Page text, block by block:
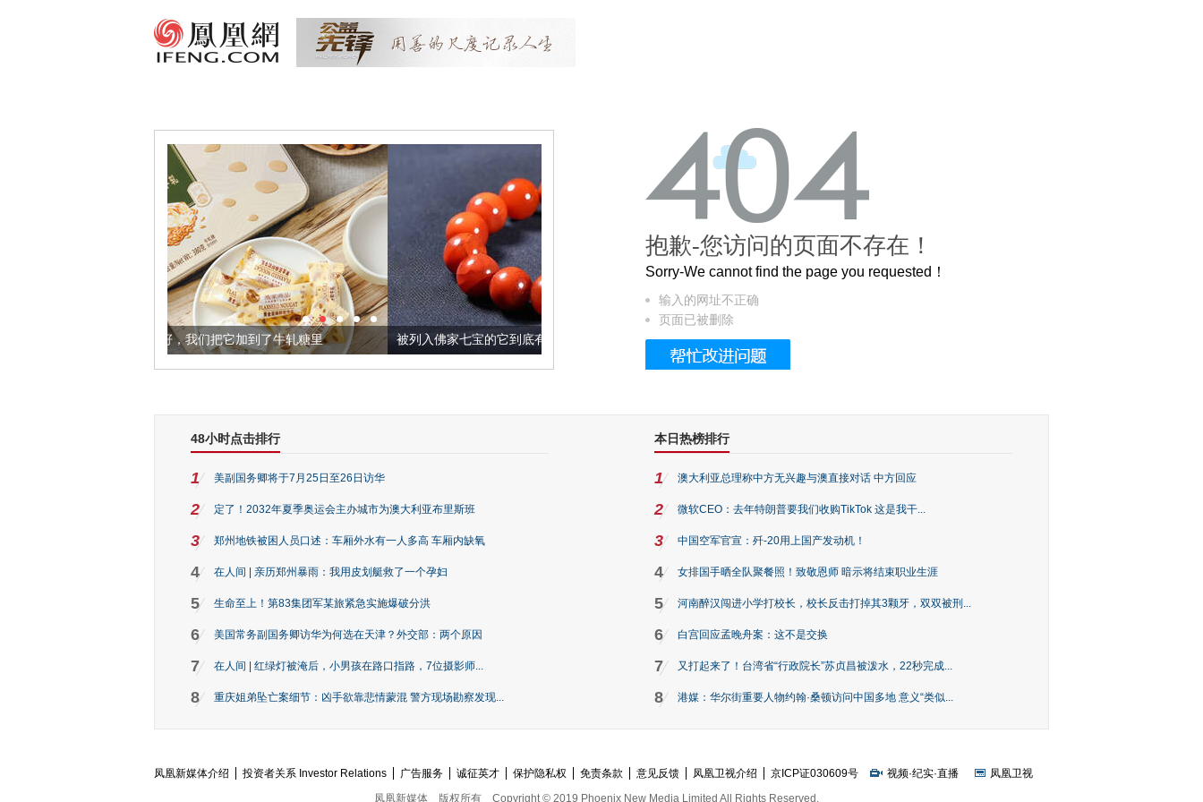
的黄金亚麻籽，我们把它加到了牛轧糖里 被列入佛家七宝的它到底有多美？ 这个3.2米的长卷，还原了600岁的紫禁城
抱歉-您访问的页面不存在！
Sorry-We cannot find the page you requested！
输入的网址不正确
页面已被删除
48小时点击排行
1 美副国务卿将于7月25日至26日访华
2 定了！2032年夏季奥运会主办城市为澳大利亚布里斯班
3 郑州地铁被困人员口述：车厢外水有一人多高 车厢内缺氧
4 在人间 | 亲历郑州暴雨：我用皮划艇救了一个孕妇
5 生命至上！第83集团军某旅紧急实施爆破分洪
6 美国常务副国务卿访华为何选在天津？外交部：两个原因
7 在人间 | 红绿灯被淹后，小男孩在路口指路，7位摄影师...
8 重庆姐弟坠亡案细节：凶手欲靠悲情蒙混 警方现场勘察发现...
本日热榜排行
1 澳大利亚总理称中方无兴趣与澳直接对话 中方回应
2 微软CEO：去年特朗普要我们收购TikTok 这是我干...
3 中国空军官宣：歼-20用上国产发动机！
4 女排国手晒全队聚餐照！致敬恩师 暗示将结束职业生涯
5 河南醉汉闯进小学打校长，校长反击打掉其3颗牙，双双被刑...
6 白宫回应孟晚舟案：这不是交换
7 又打起来了！台湾省“行政院长”苏贞昌被泼水，22秒完成...
8 港媒：华尔街重要人物约翰·桑顿访问中国多地 意义“类似...
凤凰新媒体介绍 投资者关系 Investor Relations 广告服务 诚征英才 保护隐私权 免责条款 意见反馈 凤凰卫视介绍 京ICP证030609号 视频·纪实·直播
凤凰卫视
凤凰新媒体
版权所有 Copyright © 2019 Phoenix New Media Limited All Rights Reserved.